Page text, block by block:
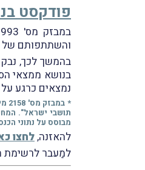
פודקסט
והשתתפותם של
בהמשך לכך,
בנושא ממצאי
נמצאים כרגע על
תושבי ישראל".
מבוסס על נתוני
להאזנה,לחצו
למַעבר לרשימת